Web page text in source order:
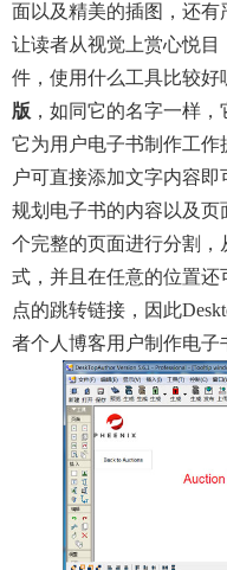
面以及精美的插图，还
让读者从视觉上赏心悦
件，使用什么工具比较好
版 ，如同它的名字一样
它为用户电子书制作工作
户可直接添加文字内容
规划电子书的内容以及
个完整的页面进行分割
式，并且在任意的位置
点的跳转链接，因此
者个人博客用户制作电子